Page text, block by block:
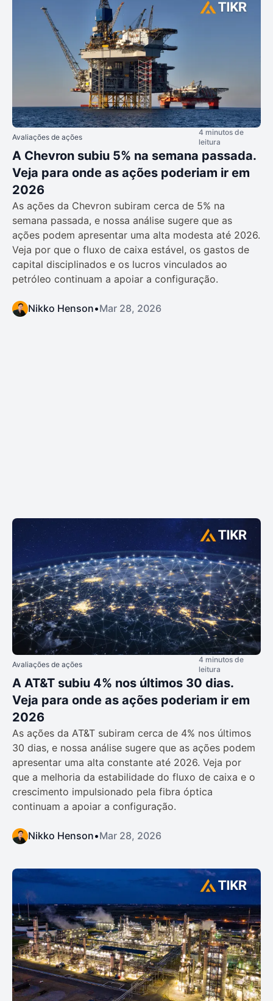
Avaliações de ações
4 minutos de
leitura
A Chevron subiu 5% na semana passada.
Veja para onde as ações poderiam ir em
2026
As ações da Chevron subiram cerca de 5% na
semana passada, e nossa análise sugere que as
ações podem apresentar uma alta modesta até 2026.
Veja por que o fluxo de caixa estável, os gastos de
capital disciplinados e os lucros vinculados ao
petróleo continuam a apoiar a configuração.
Nikko Henson•Mar 28, 2026
Avaliações de ações
4 minutos de
leitura
A AT&T subiu 4% nos últimos 30 dias.
Veja para onde as ações poderiam ir em
2026
As ações da AT&T subiram cerca de 4% nos últimos
30 dias, e nossa análise sugere que as ações podem
apresentar uma alta constante até 2026. Veja por
que a melhoria da estabilidade do fluxo de caixa e o
crescimento impulsionado pela fibra óptica
continuam a apoiar a configuração.
Nikko Henson•Mar 28, 2026